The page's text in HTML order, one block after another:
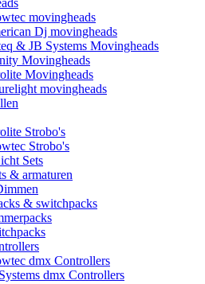
movingheads
Dj movingheads
& JB Systems Movingheads
Movingheads
Movingheads
movingheads
Strobo's
Strobo's
Sets
& armaturen
& switchpacks
dmx Controllers
dmx Controllers